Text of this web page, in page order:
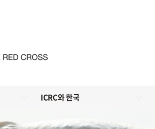
ICRC와 한국